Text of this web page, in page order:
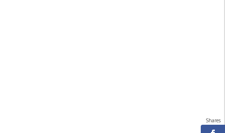
Shares